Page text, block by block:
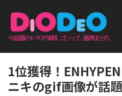
1位獲得！
ニキのgif画像が話